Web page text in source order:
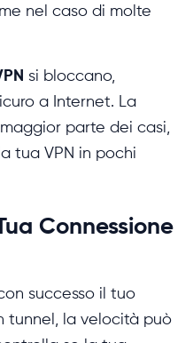
nel caso di molte
si bloccano,
a Internet. La
parte dei casi,
tua VPN in pochi
Connessione
successo il tuo
tunnel, la velocità può